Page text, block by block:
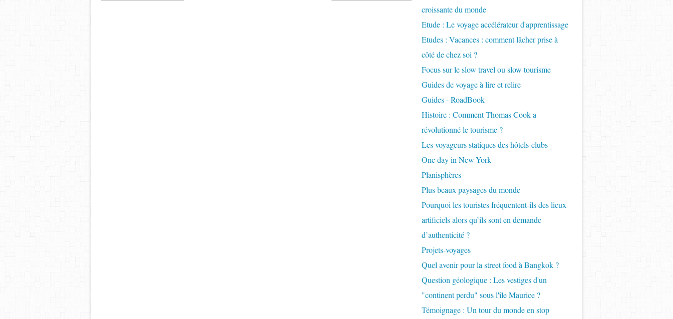
croissante du monde
Etude : Le voyage accélérateur d'apprentissage
Etudes : Vacances : comment lâcher prise à
côté de chez soi ?
Focus sur le slow travel ou slow tourisme
Guides de voyage à lire et relire
Guides - RoadBook
Histoire : Comment Thomas Cook a
révolutionné le tourisme ?
Les voyageurs statiques des hôtels-clubs
One day in New-York
Planisphères
Plus beaux paysages du monde
Pourquoi les touristes fréquentent-ils des lieux
artificiels alors qu’ils sont en demande
d’authenticité ?
Projets-voyages
Quel avenir pour la street food à Bangkok ?
Question géologique : Les vestiges d'un
"continent perdu" sous l'île Maurice ?
Témoignage : Un tour du monde en stop